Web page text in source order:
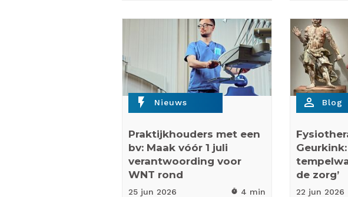
flash_on Nieuws
Praktijkhouders met een
bv: Maak vóór 1 juli
verantwoording voor
WNT rond
25 jun 2026 timer 4 min
person_outline Blog
de zorg’
22 jun 2026